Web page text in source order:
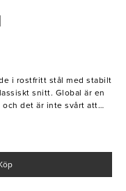
i rostfritt stål med stabilt
Global är en
det är inte svårt att
Allt för att få en perfekt